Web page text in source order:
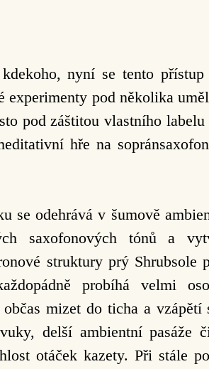
nyní se tento
pod několika
pod záštitou vlastního
hře na
se odehrává v šumově
saxofonových tónů a
struktury prý Shrubsole
probíhá velmi
občasmizet do ticha a vzápětí
delší ambientní
otáček kazety. Při stále